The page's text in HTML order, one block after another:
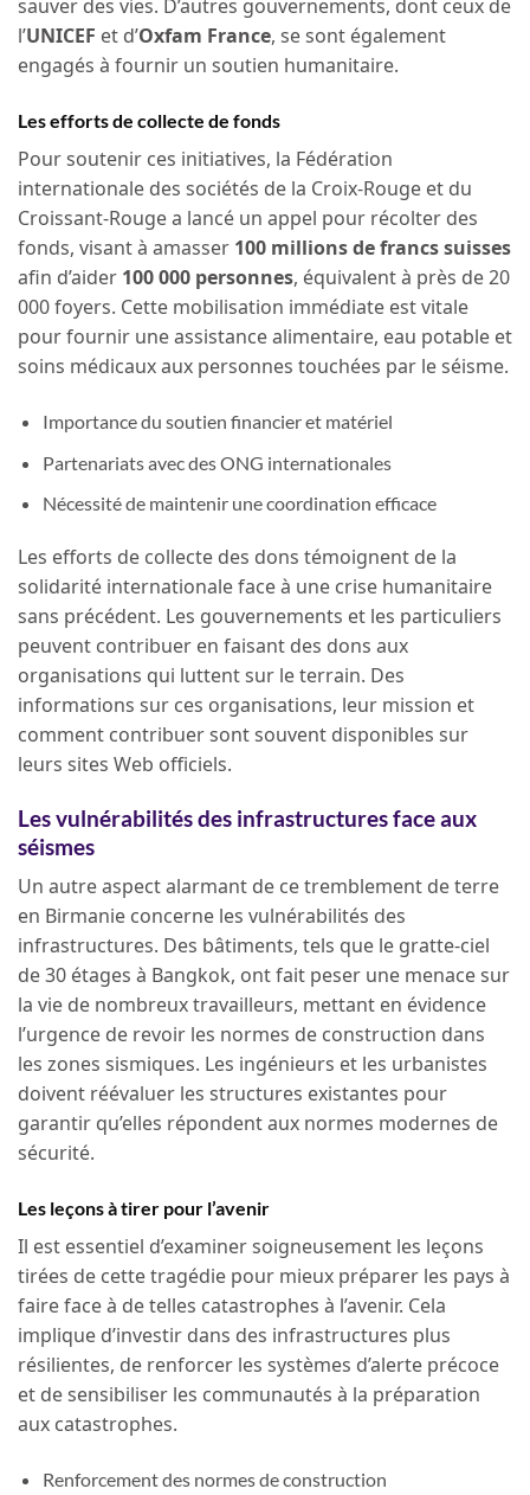
sauver des vies. D’autres gouvernements, dont ceux de
l’UNICEF et d’Oxfam France, se sont également
engagés à fournir un soutien humanitaire.
Les efforts de collecte de fonds
Pour soutenir ces initiatives, la Fédération
internationale des sociétés de la Croix-Rouge et du
Croissant-Rouge a lancé un appel pour récolter des
fonds, visant à amasser 100 millions de francs suisses
afin d’aider 100 000 personnes, équivalent à près de 20
000 foyers. Cette mobilisation immédiate est vitale
pour fournir une assistance alimentaire, eau potable et
soins médicaux aux personnes touchées par le séisme.
Importance du soutien financier et matériel
Partenariats avec des ONG internationales
Nécessité de maintenir une coordination efficace
Les efforts de collecte des dons témoignent de la
solidarité internationale face à une crise humanitaire
sans précédent. Les gouvernements et les particuliers
peuvent contribuer en faisant des dons aux
organisations qui luttent sur le terrain. Des
informations sur ces organisations, leur mission et
comment contribuer sont souvent disponibles sur
leurs sites Web officiels.
Les vulnérabilités des infrastructures face aux
séismes
Un autre aspect alarmant de ce tremblement de terre
en Birmanie concerne les vulnérabilités des
infrastructures. Des bâtiments, tels que le gratte-ciel
de 30 étages à Bangkok, ont fait peser une menace sur
la vie de nombreux travailleurs, mettant en évidence
l’urgence de revoir les normes de construction dans
les zones sismiques. Les ingénieurs et les urbanistes
doivent réévaluer les structures existantes pour
garantir qu’elles répondent aux normes modernes de
sécurité.
Les leçons à tirer pour l’avenir
Il est essentiel d’examiner soigneusement les leçons
tirées de cette tragédie pour mieux préparer les pays à
faire face à de telles catastrophes à l’avenir. Cela
implique d’investir dans des infrastructures plus
résilientes, de renforcer les systèmes d’alerte précoce
et de sensibiliser les communautés à la préparation
aux catastrophes.
Renforcement des normes de construction